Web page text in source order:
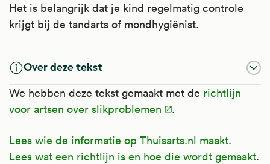
Het is belangrijk dat je kind regelmatig controle
krijgt bij de tandarts of mondhygiënist.
Over deze tekst
We hebben deze tekst gemaakt met de richtlijn
voor artsen over slikproblemen
.
Lees wie de informatie op Thuisarts.nl maakt.
Lees wat een richtlijn is en hoe die wordt gemaakt.